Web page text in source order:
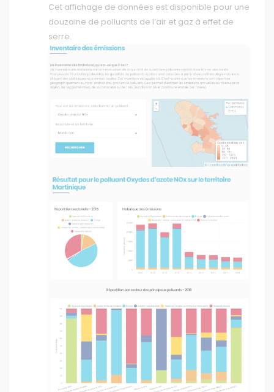
Cet affichage de données est disponible pour une
douzaine de polluants de l’air et gaz à effet de
serre.